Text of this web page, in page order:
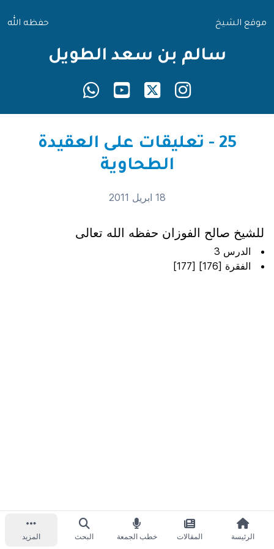
موقع الشيخ حفظه الله
سالم بن سعد الطويل
25 - تعليقات على العقيدة
الطحاوية
18 ابريل 2011
للشيخ صالح الفوزان حفظه الله تعالى
الدرس 3
الفقرة [176] [177]
الرئيسة المقالات خطب الجمعة البحث المزيد